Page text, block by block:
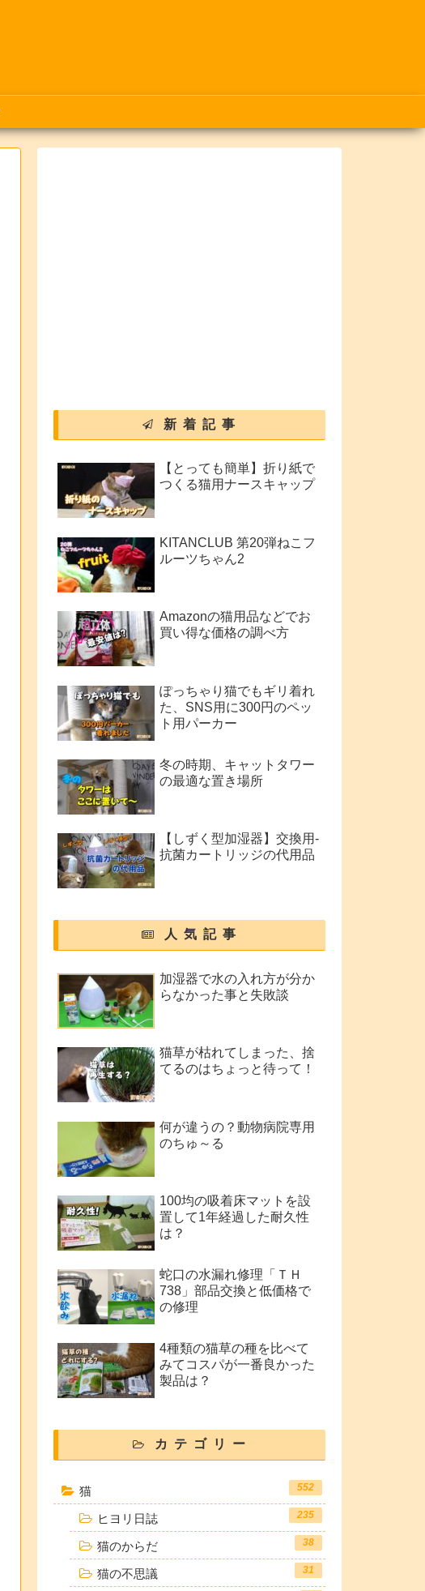
新着記事
【とっても簡単】折り紙で
つくる猫用ナースキャップ
KITANCLUB 第20弾ねこフ
ルーツちゃん2
Amazonの猫用品などでお
買い得な価格の調べ方
ぽっちゃり猫でもギリ着れ
た、SNS用に300円のペッ
ト用パーカー
冬の時期、キャットタワー
の最適な置き場所
【しずく型加湿器】交換用-
抗菌カートリッジの代用品
人気記事
加湿器で水の入れ方が分か
らなかった事と失敗談
猫草が枯れてしまった、捨
てるのはちょっと待って！
何が違うの？動物病院専用
のちゅ～る
100均の吸着床マットを設
置して1年経過した耐久性
は？
蛇口の水漏れ修理「ＴＨ
738」部品交換と低価格で
の修理
4種類の猫草の種を比べて
みてコスパが一番良かった
製品は？
カテゴリー
猫 552
ヒヨリ日誌 235
猫のからだ 38
猫の不思議 31